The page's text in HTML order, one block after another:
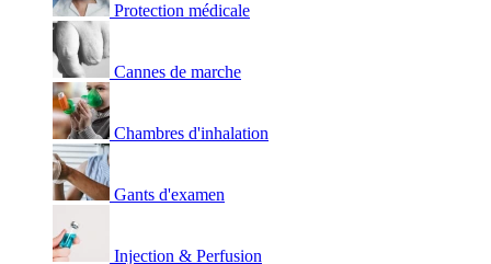
Protection médicale
Cannes de marche
Chambres d'inhalation
Gants d'examen
Injection & Perfusion